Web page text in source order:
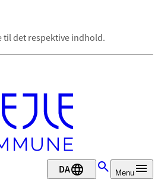
til det respektive indhold.
DA Menu